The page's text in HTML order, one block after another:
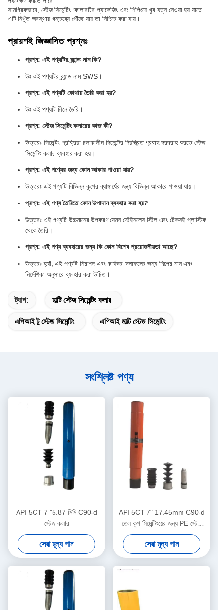
সামগ্রিকভাবে, স্টেজ সিমেন্টিং কোলারটির প্যাকেজিং এবং শিপিংয়ে খুব যত্ন নেওয়া হয় যাতে
এটি নিখুঁত অবস্থায় গন্তব্যে পৌঁছে যায় তা নিশ্চিত করা যায়।
প্রায়শই জিজ্ঞাসিত প্রশ্নঃ
প্রশ্ন: এই পণ্যটির ব্র্যান্ড নাম কি?
উঃ এই পণ্যটির ব্র্যান্ড নাম SWS।
প্রশ্ন: এই পণ্যটি কোথায় তৈরি করা হয়?
উঃ এই পণ্যটি চীনে তৈরি।
প্রশ্ন: স্টেজ সিমেন্টিং কলারের কাজ কী?
উত্তরঃ সিমেন্টিং প্রক্রিয়া চলাকালীন সিমেন্টের নিয়ন্ত্রিত প্রবাহ সরবরাহ করতে স্টেজ
সিমেন্টিং কলার ব্যবহার করা হয়।
প্রশ্ন: এই পণ্যের জন্য কোন আকার পাওয়া যায়?
উত্তরঃ এই পণ্যটি বিভিন্ন কূপের ব্যাসার্ধের জন্য বিভিন্ন আকারে পাওয়া যায়।
প্রশ্ন: এই পণ্য তৈরিতে কোন উপাদান ব্যবহার করা হয়?
উত্তরঃ এই পণ্যটি উচ্চমানের উপকরণ যেমন স্টেইনলেস স্টিল এবং টেকসই প্লাস্টিক
থেকে তৈরি।
প্রশ্ন: এই পণ্য ব্যবহারের জন্য কি কোন বিশেষ প্রয়োজনীয়তা আছে?
উত্তরঃ হ্যাঁ, এই পণ্যটি নিরাপদ এবং কার্যকর ফলাফলের জন্য শিল্পের মান এবং
নির্দেশিকা অনুসারে ব্যবহার করা উচিত।
ট্যাগ: মাল্টি স্টেজ সিমেন্টিং কলার
এপিআই টু স্টেজ সিমেন্টিং এপিআই মাল্টি স্টেজ সিমেন্টিং
সংশ্লিষ্ট পণ্য
API 5CT 7 "5.87 মিমি C90-d
স্টেজ কলার
সেরা মূল্য পান
API 5CT 7" 17.45mm C90-d
তেল কূপ সিমেন্টিংয়ের জন্য PE স্টেজ
কলার
সেরা মূল্য পান